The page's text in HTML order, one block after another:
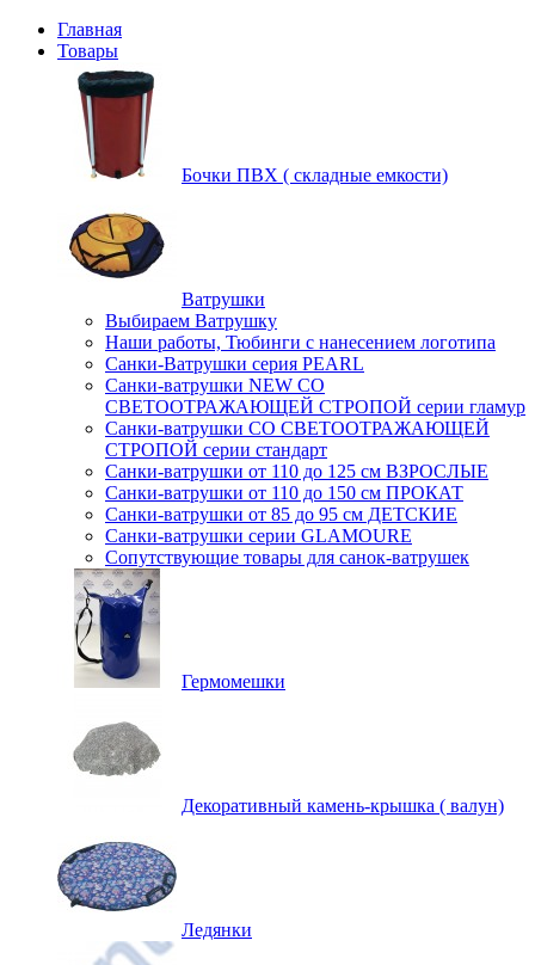
Главная
Товары
Бочки ПВХ ( складные емкости)
Ватрушки
Выбираем Ватрушку
Наши работы, Тюбинги с нанесением логотипа
Санки-Ватрушки серия PEARL
Санки-ватрушки NEW СО
СВЕТООТРАЖАЮЩЕЙ СТРОПОЙ серии гламур
Санки-ватрушки СО СВЕТООТРАЖАЮЩЕЙ
СТРОПОЙ серии стандарт
Санки-ватрушки от 110 до 125 см ВЗРОСЛЫЕ
Санки-ватрушки от 110 до 150 см ПРОКАТ
Санки-ватрушки от 85 до 95 см ДЕТСКИЕ
Санки-ватрушки серии GLAMOURE
Сопутствующие товары для санок-ватрушек
Гермомешки
Декоративный камень-крышка ( валун)
Ледянки